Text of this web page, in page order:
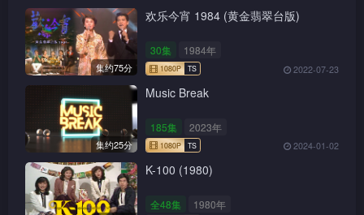
集约75分
欢乐今宵 1984 (黄金翡翠台版)
30集 1984年
2022-07-23
集约25分
Music Break
185集 2023年
2024-01-02
K-100 (1980)
全48集 1980年